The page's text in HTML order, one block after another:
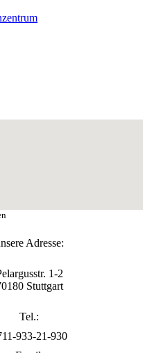
Adresse:
1-2
Stuttgart
Tel.:
933-21-930